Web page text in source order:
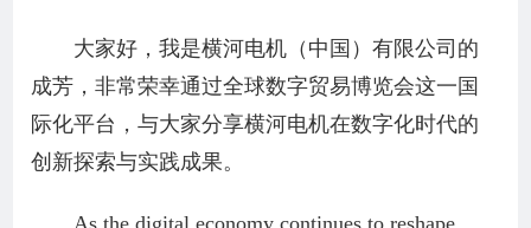
大家好，我是横河电机（中国）有限公司的
成芳，非常荣幸通过全球数字贸易博览会这一国
际化平台，与大家分享横河电机在数字化时代的
创新探索与实践成果。
As the digital economy continues to reshape